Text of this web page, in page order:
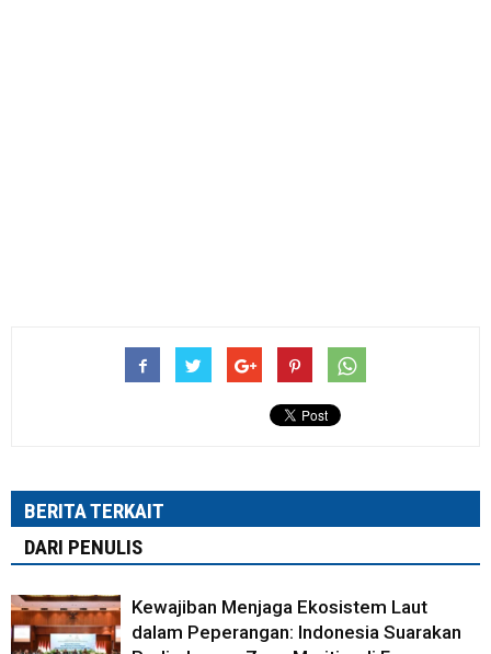
BERITA TERKAIT
DARI PENULIS
Kewajiban Menjaga Ekosistem Laut
dalam Peperangan: Indonesia Suarakan